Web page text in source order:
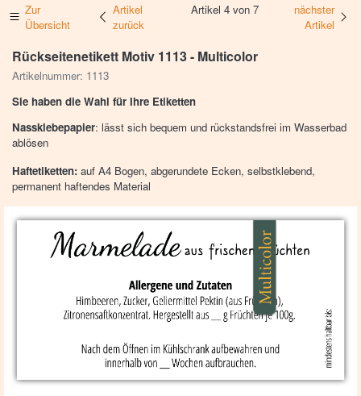
Zur
Übersicht
Artikel
zurück
Artikel 4 von 7
nächster
Artikel
Rückseitenetikett Motiv 1113 - Multicolor
Artikelnummer: 1113
Sie haben die Wahl für Ihre Etiketten
Nassklebepapier: lässt sich bequem und rückstandsfrei im Wasserbad
ablösen
Haftetiketten: auf A4 Bogen, abgerundete Ecken, selbstklebend,
permanent haftendes Material